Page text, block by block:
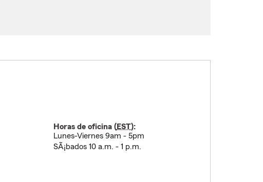
Horas de oficina (EST):
Lunes-Viernes 9am - 5pm
SÃ¡bados 10 a.m. - 1 p.m.